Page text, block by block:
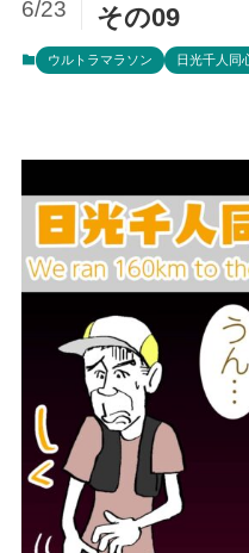
その09
6/23
ウルトラマラソン 日光千人同